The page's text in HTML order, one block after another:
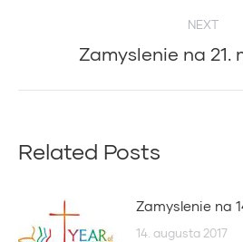
NEXT
Next
Zamyslenie na 21.
Related Posts
Zamyslenie na
14. augusta 2017